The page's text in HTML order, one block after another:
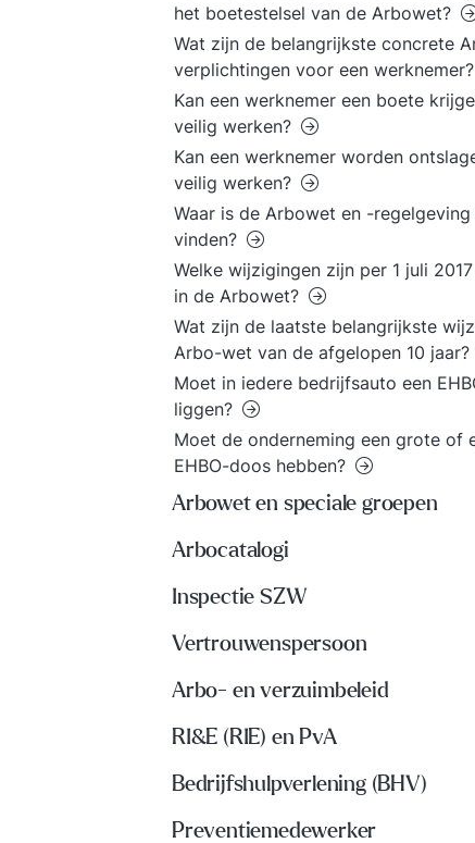
het boetestelsel van de Arbowet?
Wat zijn de belangrijkste concrete
verplichtingen voor een werknemer?
Kan een werknemer een boete
veilig werken?
Kan een werknemer worden
veilig werken?
Waar is de Arbowet en -
vinden?
Welke wijzigingen zijn per 1 juli
in de Arbowet?
Wat zijn de laatste belangrijkste
Arbo-wet van de afgelopen 10 jaar?
Moet in iedere bedrijfsauto een
liggen?
Moet de onderneming een grote of
EHBO-doos hebben?
Arbowet en speciale groepen
Arbocatalogi
Inspectie SZW
Vertrouwenspersoon
Arbo- en verzuimbeleid
RI&E (RIE) en PvA
Bedrijfshulpverlening (BHV)
Preventiemedewerker